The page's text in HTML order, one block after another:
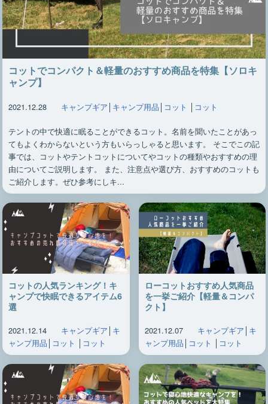
コットでコンパクト＆軽量のおすすめ商品を特集【ソロキ
ャンプ】
2021.12.28 キャンプギア │ キャンプ用品 │ コット │ コット
テントの中で快適に眠ることができるコット。名前を聞いたことがあっ
てもよくわからないという方もいらっしゃると思います。 そこでこの記
事では、コットやテントコットについてやコットの種類やおすすめの理
由についてご説明します。 また、注意点や選び方、おすすめのコットも
ご紹介します。ぜひ参考にしキ...
コットの人気ランキング！キ
ャンプで快眠できるアイテム6
選
2021.12.14 キャンプギア キ
ャンプ用品 コット コット
ローコットおすすめ人気商品
を一挙ご紹介【軽量＆コンパ
クト】
2021.12.07 キャンプギア キ
ャンプ用品 コット コット